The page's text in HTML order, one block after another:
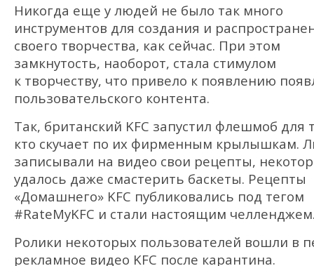
Никогда еще у людей не было так много
инструментов для создания и
своего творчества, как сейчас. При этом
замкнутость, наоборот, стала стимулом
к творчеству, что привело к появлению
пользовательского контента.
Так, британский KFC запустил флешмоб для
кто скучает по их фирменным крылышкам.
записывали на видео свои рецепты,
удалось даже смастерить баскеты. Рецепты
«Домашнего» KFC публиковались под тегом
#RateMyKFC и стали настоящим
Ролики некоторых пользователей вошли в
рекламное видео KFC после карантина.